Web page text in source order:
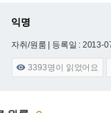
익명
자취/원룸 | 등록일 : 2013-
 3393명이 읽었어요